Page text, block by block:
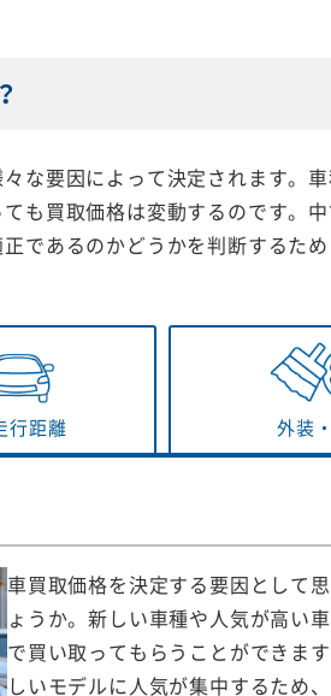
な要因によって決定されます。
も買取価格は変動するのです。
であるのかどうかを判断するた
行距離 外装・
車買取価格を決定する要因として
ょうか。新しい車種や人気が高い
で買い取ってもらうことができま
しいモデルに人気が集中するため